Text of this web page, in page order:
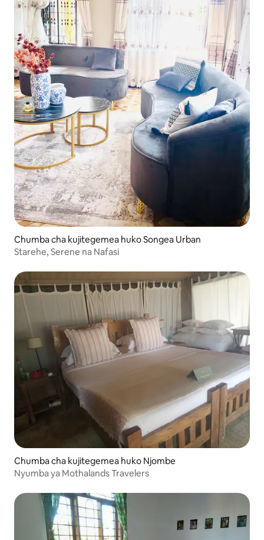
Chumba cha kujitegemea huko Songea Urban
Starehe, Serene na Nafasi
Chumba cha kujitegemea huko Njombe
Nyumba ya Mothalands Travelers